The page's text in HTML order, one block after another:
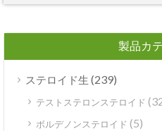
製品カ
ステロイド生 (239)
テストステロンステロイド
ボルデノンステロイド (5)